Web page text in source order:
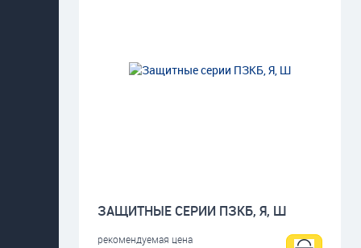
ЗАЩИТНЫЕ СЕРИИ ПЗКБ, Я, Ш
рекомендуемая цена